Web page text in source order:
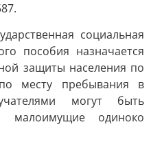
социальная
пособия назначается
защиты населения по
месту пребывания в
могут быть
одиноко